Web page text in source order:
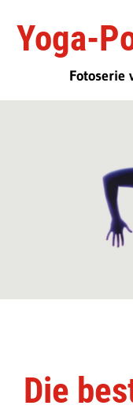
Yoga-
Fotoserie
Die